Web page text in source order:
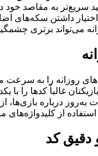
دقیق کد